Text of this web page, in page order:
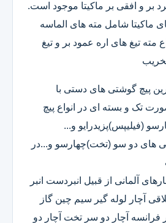
بر و افقی بر ماکیتا موجود است.
ماکیتا شامل مته های الماسه
مته تیغ های اره عمود بر و تیغ
پیچ گوشتی های دستی با
تک و بسته ای در انواع پیچ
(فیلیپس)پزیدرایو و...
های دو سو (تخت)چهارسو و...در
آلمانی از قبیل انبردست انبر
آچار لوله گیر سیم چین گاز
فرانسه آچار دو سر تخت آچار دو